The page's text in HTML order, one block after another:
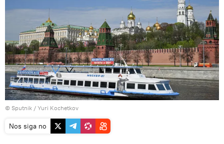
© Sputnik / Yuri Kochetkov
Nos siga no